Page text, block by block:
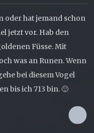
oder hat jemand schon
jetzt vor. Hab den
Füsse. Mit
was an Runen. Wenn
bei diesem Vogel
bis ich 713 bin. 🙂